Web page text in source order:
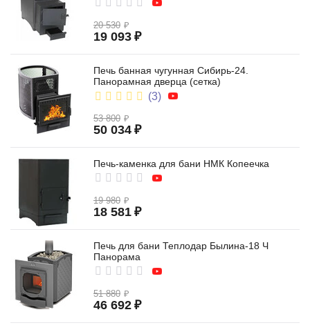
сетка-каменка
20 530 ₽
19 093 ₽
Печь банная чугунная Сибирь-24.
Панорамная дверца (сетка)
(3)
53 800 ₽
50 034 ₽
Печь-каменка для бани НМК Копеечка
19 980 ₽
18 581 ₽
Печь для бани Теплодар Былина-18 Ч
Панорама
51 880 ₽
46 692 ₽